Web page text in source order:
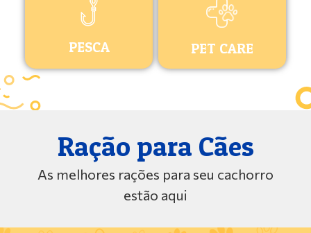
PESCA PET CARE
Ração para Cães
As melhores rações para seu cachorro
estão aqui